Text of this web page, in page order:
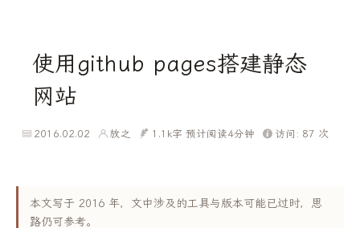
使用github pages搭建静态
网站
2016.02.02 放之 1.1k字 预计阅读4分钟 访问: 87 次
本文写于 2016 年，文中涉及的工具与版本可能已过时，思
路仍可参考。